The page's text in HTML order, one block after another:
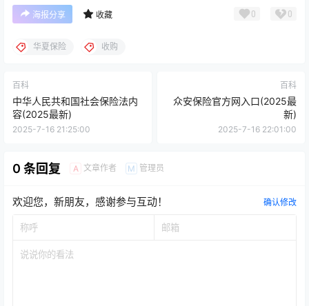
海报分享 收藏 0 0
华夏保险 收购
百科
中华人民共和国社会保险法内
容(2025最新)
2025-7-16 21:25:00
百科
众安保险官方网入口(2025最
新)
2025-7-16 22:01:00
0 条回复 A 文章作者 M 管理员
欢迎您，新朋友，感谢参与互动！ 确认修改